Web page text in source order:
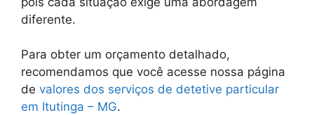
diferente.
Para obter um orçamento detalhado,
recomendamos que você acesse nossa página
de valores dos serviços de detetive particular
em Itutinga – MG.